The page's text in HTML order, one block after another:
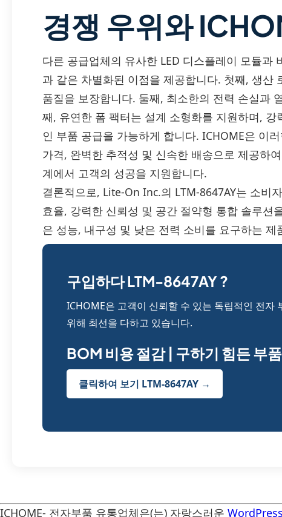
경쟁 우위와
다른 공급업체의 유사한 LED 디스플레이 모듈과
과 같은 차별화된 이점을 제공합니다. 첫째, 생산
품질을 보장합니다. 둘째, 최소한의 전력 손실과
째, 유연한 폼 팩터는 설계 소형화를 지원하며,
인 부품 공급을 가능하게 합니다. ICHOME은 이
가격, 완벽한 추적성 및 신속한 배송으로 제공하
계에서 고객의 성공을 지원합니다.
결론적으로, Lite-On Inc.의 LTM-8647AY는 소비
효율, 강력한 신뢰성 및 공간 절약형 통합 솔루션
은 성능, 내구성 및 낮은 전력 소비를 요구하는
구입하다 LTM-8647AY ?
ICHOME은 고객이 신뢰할 수 있는 독립적인 전자
위해 최선을 다하고 있습니다.
BOM 비용 절감 | 구하기 힘든 부품
클릭하여 보기 LTM-8647AY →
ICHOME- 전자부품 유통업체은(는) 자랑스러운 WordPress